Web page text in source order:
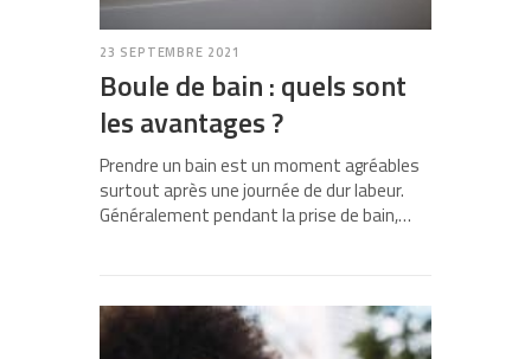
23 SEPTEMBRE 2021
Boule de bain : quels sont
les avantages ?
Prendre un bain est un moment agréables
surtout après une journée de dur labeur.
Généralement pendant la prise de bain,…